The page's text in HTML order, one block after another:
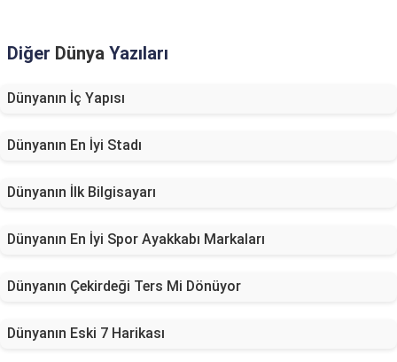
Diğer Dünya Yazıları
Dünyanın İç Yapısı
Dünyanın En İyi Stadı
Dünyanın İlk Bilgisayarı
Dünyanın En İyi Spor Ayakkabı Markaları
Dünyanın Çekirdeği Ters Mi Dönüyor
Dünyanın Eski 7 Harikası